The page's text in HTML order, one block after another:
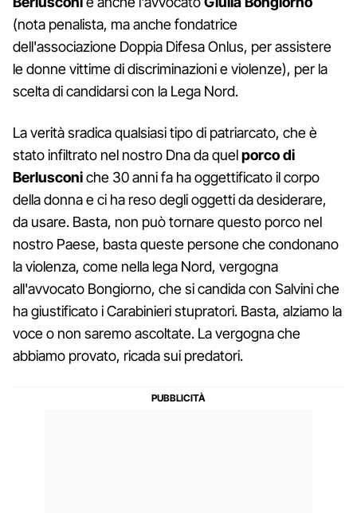
(nota penalista, ma anche fondatrice
dell'associazione Doppia Difesa Onlus, per assistere
le donne vittime di discriminazioni e violenze), per la
scelta di candidarsi con la Lega Nord.
La verità sradica qualsiasi tipo di patriarcato, che è
stato infiltrato nel nostro Dna da quelporco di
Berlusconiche 30 anni fa ha oggettificato il corpo
della donna e ci ha reso degli oggetti da desiderare,
da usare. Basta, non può tornare questo porco nel
nostro Paese, basta queste persone che condonano
la violenza, come nella lega Nord, vergogna
all'avvocato Bongiorno, che si candida con Salvini che
ha giustificato i Carabinieri stupratori. Basta, alziamo la
voce o non saremo ascoltate. La vergogna che
abbiamo provato, ricada sui predatori.